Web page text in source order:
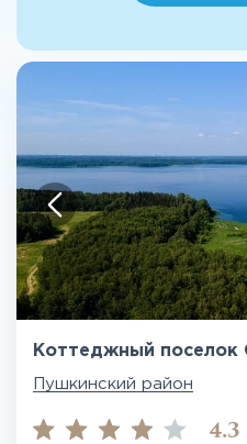
Коттеджный поселок
Пушкинский район
4.3